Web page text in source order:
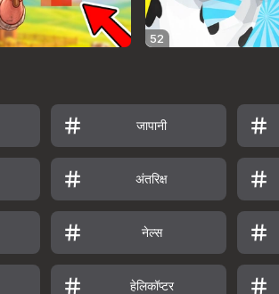
52
जापानी
अंतरिक्ष
नेल्स
हेलिकॉप्टर